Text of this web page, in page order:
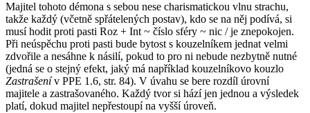
Majitel tohoto démona s sebou nese charismatickou vlnu strachu,
takže každý (včetně spřátelených postav), kdo se na něj podívá, si
musí hodit proti pasti Roz + Int ~ číslo sféry ~ nic / je znepokojen.
Při neúspěchu proti pasti bude bytost s kouzelníkem jednat velmi
zdvořile a nesáhne k násilí, pokud to pro ni nebude nezbytně nutné
(jedná se o stejný efekt, jaký má například kouzelníkovo kouzlo
Zastrašenív PPE 1.6, str. 84). V úvahu se bere rozdíl úrovní
majitele a zastrašovaného. Každý tvor si hází jen jednou a výsledek
platí, dokud majitel nepřestoupí na vyšší úroveň.